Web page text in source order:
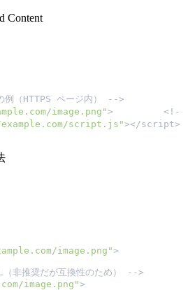
Content
HTTPS ページ内） -->
image.png">         <!--
script.js"></script>
image.png">
非推奨だが互換性のため） -->
image.png">